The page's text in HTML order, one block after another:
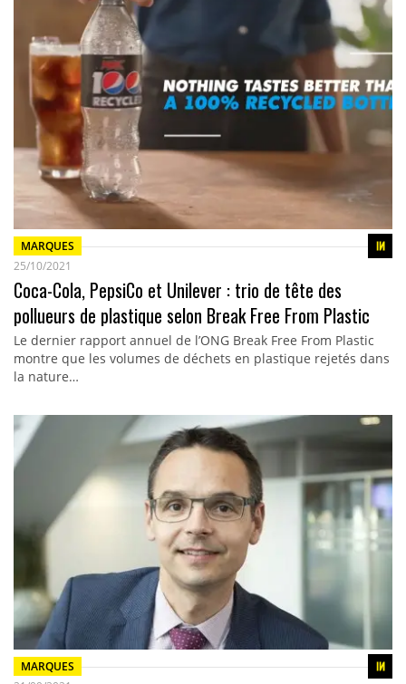
MARQUES
25/10/2021
Coca-Cola, PepsiCo et Unilever : trio de tête des
pollueurs de plastique selon Break Free From Plastic
Le dernier rapport annuel de l’ONG Break Free From Plastic
montre que les volumes de déchets en plastique rejetés dans
la nature…
MARQUES